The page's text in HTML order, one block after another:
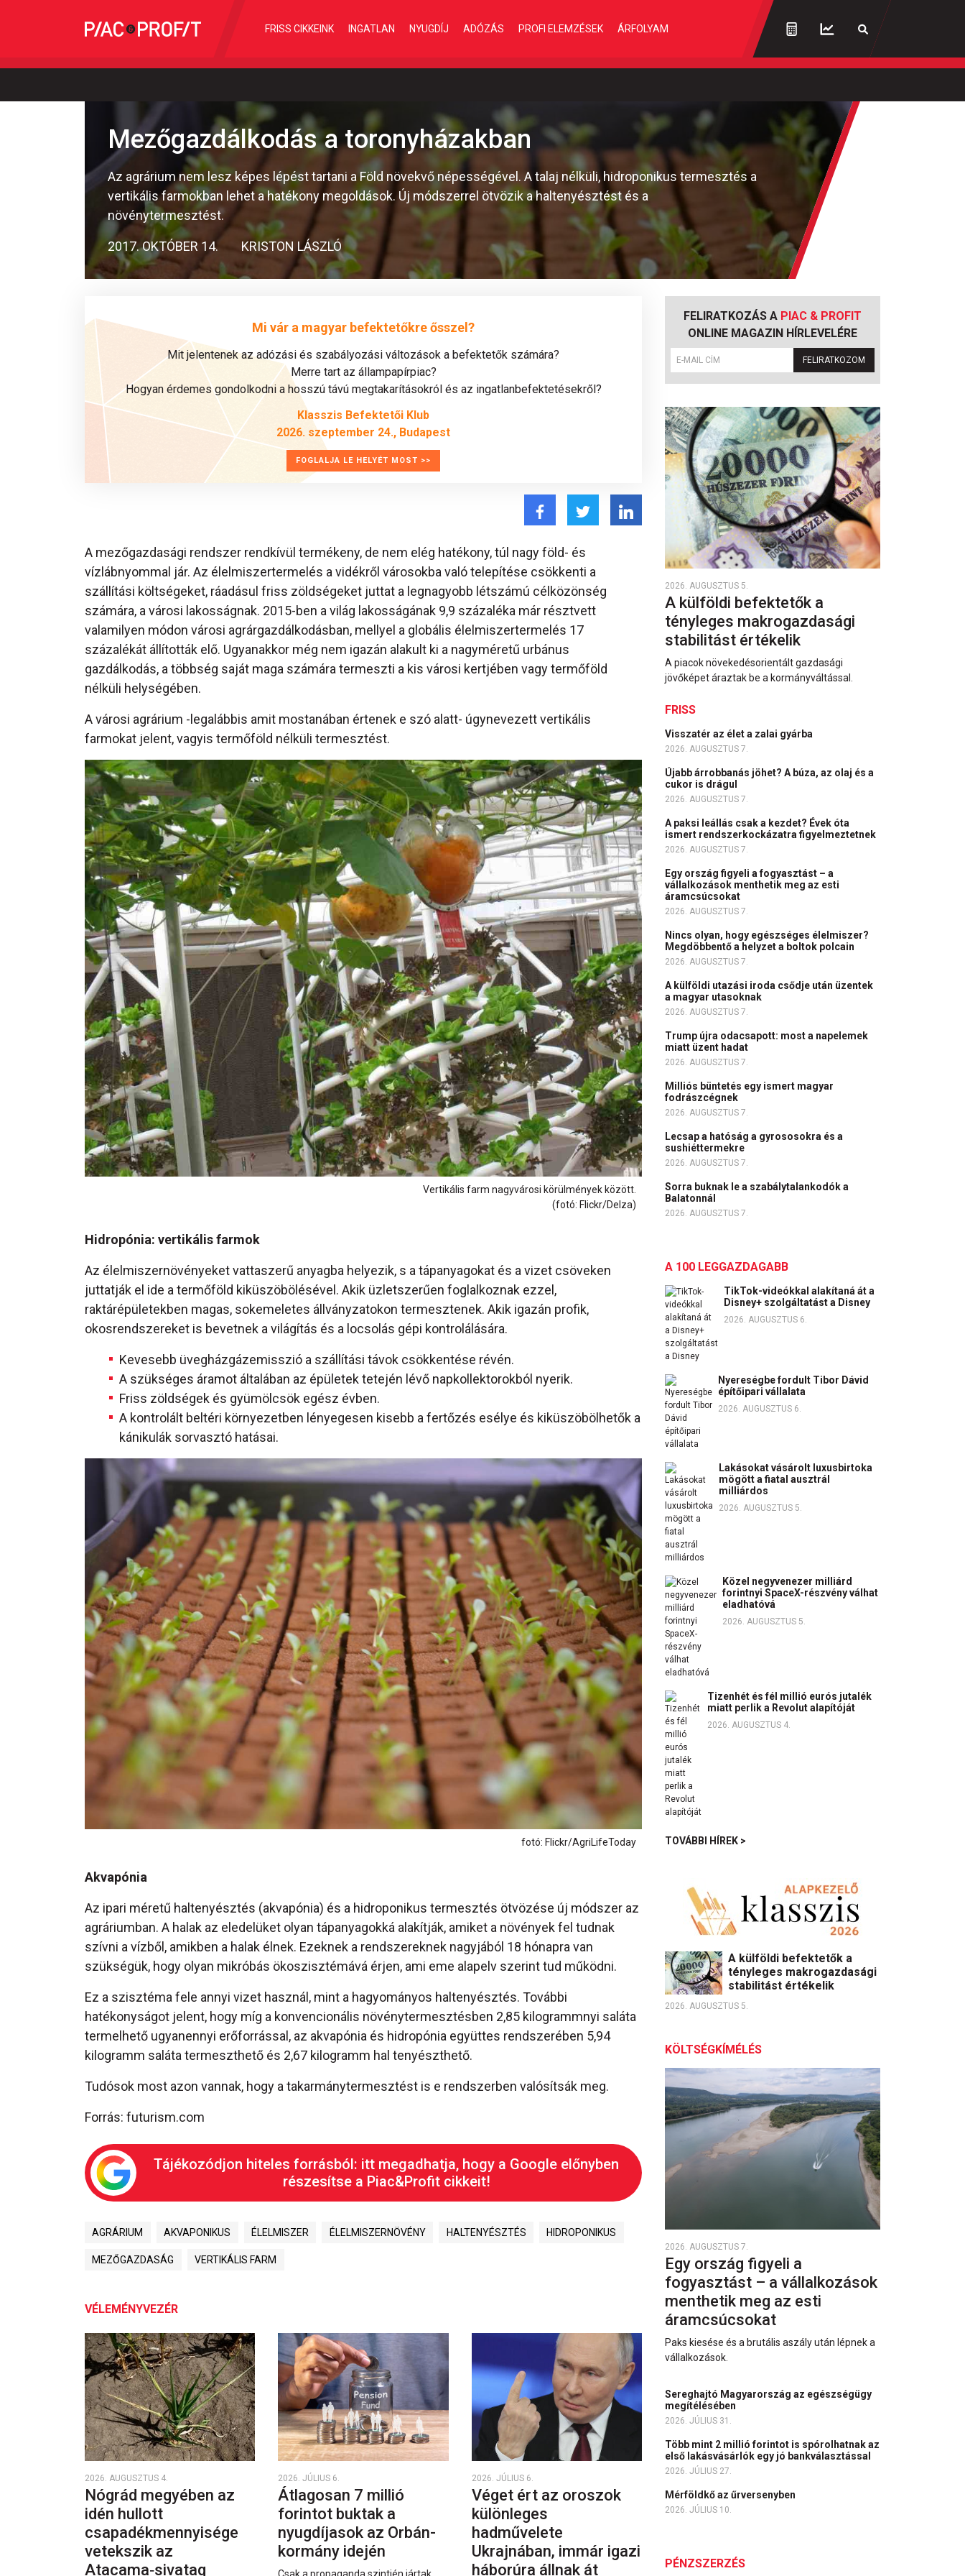
FRISS CIKKEINK INGATLAN NYUGDÍJ ADÓZÁS PROFI ELEMZÉSEK ÁRFOLYAM
Mezőgazdálkodás a toronyházakban
Az agrárium nem lesz képes lépést tartani a Föld növekvő népességével. A talaj nélküli, hidroponikus termesztés a
vertikális farmokban lehet a hatékony megoldások. Új módszerrel ötvözik a haltenyésztést és a
növénytermesztést.
2017. OKTÓBER 14. KRISTON LÁSZLÓ
Mi vár a magyar befektetőkre ősszel?
Mit jelentenek az adózási és szabályozási változások a befektetők számára?
Merre tart az állampapírpiac?
Hogyan érdemes gondolkodni a hosszú távú megtakarításokról és az ingatlanbefektetésekről?
Klasszis Befektetői Klub
2026. szeptember 24., Budapest
FOGLALJA LE HELYÉT MOST >>
A mezőgazdasági rendszer rendkívül termékeny, de nem elég hatékony, túl nagy föld- és
vízlábnyommal jár. Az élelmiszertermelés a vidékről városokba való telepítése csökkenti a
szállítási költségeket, ráadásul friss zöldségeket juttat a legnagyobb létszámú célközönség
számára, a városi lakosságnak. 2015-ben a világ lakosságának 9,9 százaléka már résztvett
valamilyen módon városi agrárgazdálkodásban, mellyel a globális élelmiszertermelés 17
százalékát állították elő. Ugyanakkor még nem igazán alakult ki a nagyméretű urbánus
gazdálkodás, a többség saját maga számára termeszti a kis városi kertjében vagy termőföld
nélküli helységében.
A városi agrárium -legalábbis amit mostanában értenek e szó alatt- úgynevezett vertikális
farmokat jelent, vagyis termőföld nélküli termesztést.
Vertikális farm nagyvárosi körülmények között.
(fotó: Flickr/Delza)
Hidropónia: vertikális farmok
Az élelmiszernövényeket vattaszerű anyagba helyezik, s a tápanyagokat és a vizet csöveken
juttatják el ide a termőföld kiküszöbölésével. Akik üzletszerűen foglalkoznak ezzel,
raktárépületekben magas, sokemeletes állványzatokon termesztenek. Akik igazán profik,
okosrendszereket is bevetnek a világítás és a locsolás gépi kontrolálására.
Kevesebb üvegházgázemisszió a szállítási távok csökkentése révén.
A szükséges áramot általában az épületek tetején lévő napkollektorokból nyerik.
Friss zöldségek és gyümölcsök egész évben.
A kontrolált beltéri környezetben lényegesen kisebb a fertőzés esélye és kiküszöbölhetők a
kánikulák sorvasztó hatásai.
fotó: Flickr/AgriLifeToday
Akvapónia
Az ipari méretű haltenyésztés (akvapónia) és a hidroponikus termesztés ötvözése új módszer az
agráriumban. A halak az eledelüket olyan tápanyagokká alakítják, amiket a növények fel tudnak
szívni a vízből, amikben a halak élnek. Ezeknek a rendszereknek nagyjából 18 hónapra van
szükségük, hogy olyan mikróbás ökoszisztémává érjen, ami eme alapelv szerint tud működni.
Ez a szisztéma fele annyi vizet használ, mint a hagyományos haltenyésztés. További
hatékonyságot jelent, hogy míg a konvencionális növénytermesztésben 2,85 kilogrammnyi saláta
termelhető ugyanennyi erőforrással, az akvapónia és hidropónia együttes rendszerében 5,94
kilogramm saláta termeszthető és 2,67 kilogramm hal tenyészthető.
Tudósok most azon vannak, hogy a takarmánytermesztést is e rendszerben valósítsák meg.
Forrás: futurism.com
Tájékozódjon hiteles forrásból: itt megadhatja, hogy a Google előnyben
részesítse a Piac&Profit cikkeit!
AGRÁRIUM AKVAPONIKUS ÉLELMISZER ÉLELMISZERNÖVÉNY HALTENYÉSZTÉS HIDROPONIKUS
MEZŐGAZDASÁG VERTIKÁLIS FARM
VÉLEMÉNYVEZÉR
2026. AUGUSZTUS 4.
Nógrád megyében az
idén hullott
csapadékmennyisége
vetekszik az
Atacama‑sivatag
2026. JÚLIUS 6.
Átlagosan 7 millió
forintot buktak a
nyugdíjasok az Orbán-
kormány idején
2026. JÚLIUS 6.
Véget ért az oroszok
különleges
hadművelete
Ukrajnában, immár igazi
háborúra állnak át
FELIRATKOZÁS A PIAC & PROFIT
ONLINE MAGAZIN HÍRLEVELÉRE
FELIRATKOZOM
2026. AUGUSZTUS 5.
A külföldi befektetők a
tényleges makrogazdasági
stabilitást értékelik
A piacok növekedésorientált gazdasági
jövőképet áraztak be a kormányváltással.
FRISS
Visszatér az élet a zalai gyárba
2026. AUGUSZTUS 7.
Újabb árrobbanás jöhet? A búza, az olaj és a
cukor is drágul
2026. AUGUSZTUS 7.
A paksi leállás csak a kezdet? Évek óta
ismert rendszerkockázatra figyelmeztetnek
2026. AUGUSZTUS 7.
Egy ország figyeli a fogyasztást – a
vállalkozások menthetik meg az esti
áramcsúcsokat
2026. AUGUSZTUS 7.
Nincs olyan, hogy egészséges élelmiszer?
Megdöbbentő a helyzet a boltok polcain
2026. AUGUSZTUS 7.
A külföldi utazási iroda csődje után üzentek
a magyar utasoknak
2026. AUGUSZTUS 7.
Trump újra odacsapott: most a napelemek
miatt üzent hadat
2026. AUGUSZTUS 7.
Milliós büntetés egy ismert magyar
fodrászcégnek
2026. AUGUSZTUS 7.
Lecsap a hatóság a gyrososokra és a
sushiéttermekre
2026. AUGUSZTUS 7.
Sorra buknak le a szabálytalankodók a
Balatonnál
2026. AUGUSZTUS 7.
A 100 LEGGAZDAGABB
TikTok-videókkal alakítaná át a
Disney+ szolgáltatást a Disney
2026. AUGUSZTUS 6.
Nyereségbe fordult Tibor Dávid
építőipari vállalata
2026. AUGUSZTUS 6.
Lakásokat vásárolt luxusbirtoka
mögött a fiatal ausztrál
milliárdos
2026. AUGUSZTUS 5.
Közel negyvenezer milliárd
forintnyi SpaceX-részvény válhat
eladhatóvá
2026. AUGUSZTUS 5.
Tizenhét és fél millió eurós jutalék
miatt perlik a Revolut alapítóját
2026. AUGUSZTUS 4.
TOVÁBBI HÍREK >
A külföldi befektetők a
tényleges makrogazdasági
stabilitást értékelik
2026. AUGUSZTUS 5.
KÖLTSÉGKÍMÉLÉS
2026. AUGUSZTUS 7.
Egy ország figyeli a
fogyasztást – a vállalkozások
menthetik meg az esti
áramcsúcsokat
Paks kiesése és a brutális aszály után lépnek a
vállalkozások.
Sereghajtó Magyarország az egészségügy
megítélésében
2026. JÚLIUS 31.
Több mint 2 millió forintot is spórolhatnak az
első lakásvásárlók egy jó bankválasztással
2026. JÚLIUS 27.
Mérföldkő az űrversenyben
2026. JÚLIUS 10.
PÉNZSZERZÉS